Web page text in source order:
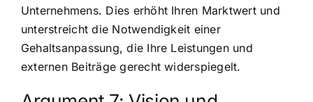
Unternehmens. Dies erhöht Ihren Marktwert und
unterstreicht die Notwendigkeit einer
Gehaltsanpassung, die Ihre Leistungen und
externen Beiträge gerecht widerspiegelt.